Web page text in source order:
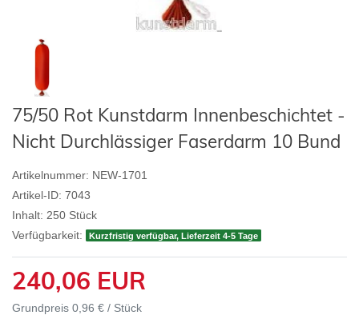
75/50 Rot Kunstdarm Innenbeschichtet -
Nicht Durchlässiger Faserdarm 10 Bund
Artikelnummer: NEW-1701
Artikel-ID: 7043
Inhalt: 250 Stück
Verfügbarkeit:
Kurzfristig verfügbar, Lieferzeit 4-5 Tage
240,06 EUR
Grundpreis 0,96 € / Stück